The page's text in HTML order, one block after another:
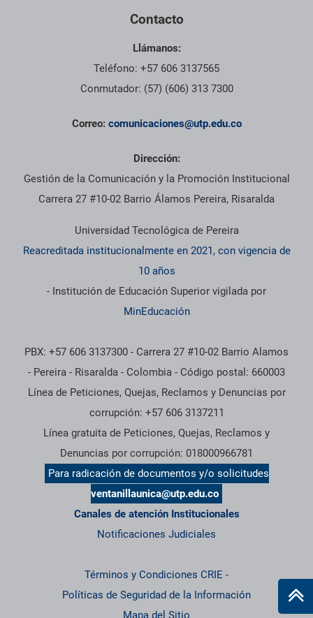
Contacto
Llámanos:
Teléfono: +57 606 3137565
Conmutador: (57) (606) 313 7300
Correo: comunicaciones@utp.edu.co
Dirección:
Gestión de la Comunicación y la Promoción Institucional
Carrera 27 #10-02 Barrio Álamos Pereira, Risaralda
Universidad Tecnológica de Pereira
Reacreditada institucionalmente en 2021, con vigencia de
10 años
- Institución de Educación Superior vigilada por
MinEducación
PBX: +57 606 3137300 - Carrera 27 #10-02 Barrio Alamos
- Pereira - Risaralda - Colombia - Código postal: 660003
Línea de Peticiones, Quejas, Reclamos y Denuncias por
corrupción: +57 606 3137211
Línea gratuita de Peticiones, Quejas, Reclamos y
Denuncias por corrupción: 018000966781
Para radicación de documentos y/o solicitudes
ventanillaunica@utp.edu.co
Canales de atención Institucionales
Notificaciones Judiciales
Términos y Condiciones CRIE -
Políticas de Seguridad de la Información
Mapa del Sitio